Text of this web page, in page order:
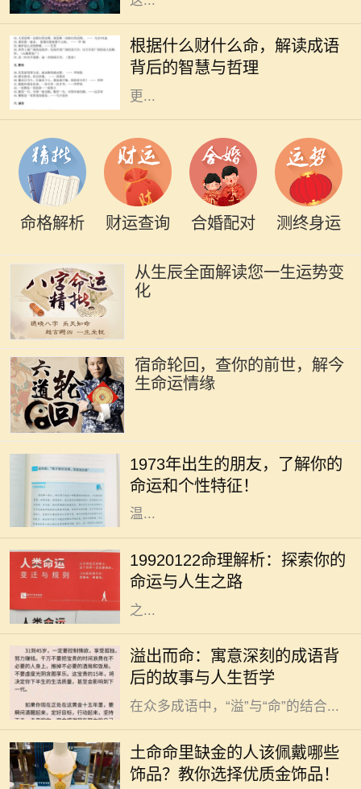
根据什么财什么命，解读成语
背后的智慧与哲理
在中华文化的浩瀚海洋中，成语作为
语言的瑰宝，蕴含着深刻的道理和智
慧。“根据什么财什么命”这一说法，
启示我们通过对成语的解读，能够
更...
命格解析 财运查询 合婚配对 测终身运
从生辰全面解读您一生运势变
化
宿命轮回，查你的前世，解今
生命运情缘
1973年出生的朋友，了解你的
命运和个性特征！
究竟有着怎样的命运与个性？在中国
传统命理学中，1973年属于水兔年。
水兔既象征着灵动与智慧，又代表着
温...
19920122命理解析：探索你的
命运与人生之路
人生如梦，命运似水，每个人的生辰
八字都藏着独特的秘密。对于出生于
1992年1月22日的人来说，他们的命
理特征和人生道路又有什么样的特别
之...
溢出而命：寓意深刻的成语背
后的故事与人生哲学
在中华文化的浩瀚长河中，成语作为
语言的一部分，不仅丰富了我们的表
达方式，也蕴藏着深厚的文化底蕴。
在众多成语中，“溢”与“命”的结合...
土命命里缺金的人该佩戴哪些
饰品？教你选择优质金饰品！
在中国传统文化中，五行之说深深扎
根于人们的生活与信仰之中。五行分
别是金、木、水、火、土，每一个人
的命理中都有其主导的元素。有些人